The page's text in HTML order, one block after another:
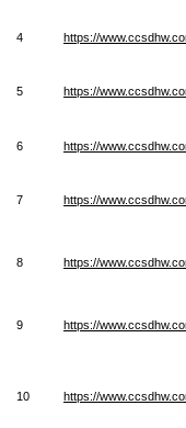
4 https://
5 https://
6 https://
7 https://
8 https://
9 https://
10 https://